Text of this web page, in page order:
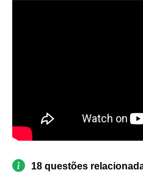
18 questões